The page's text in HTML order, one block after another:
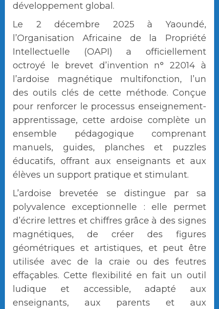
développement global.
Le 2 décembre 2025 à Yaoundé,
l’Organisation Africaine de la Propriété
Intellectuelle (OAPI) a officiellement
octroyé le brevet d’invention n° 22014 à
l’ardoise magnétique multifonction, l’un
des outils clés de cette méthode. Conçue
pour renforcer le processus enseignement-
apprentissage, cette ardoise complète un
ensemble pédagogique comprenant
manuels, guides, planches et puzzles
éducatifs, offrant aux enseignants et aux
élèves un support pratique et stimulant.
L’ardoise brevetée se distingue par sa
polyvalence exceptionnelle : elle permet
d’écrire lettres et chiffres grâce à des signes
magnétiques, de créer des figures
géométriques et artistiques, et peut être
utilisée avec de la craie ou des feutres
effaçables. Cette flexibilité en fait un outil
ludique et accessible, adapté aux
enseignants, aux parents et aux